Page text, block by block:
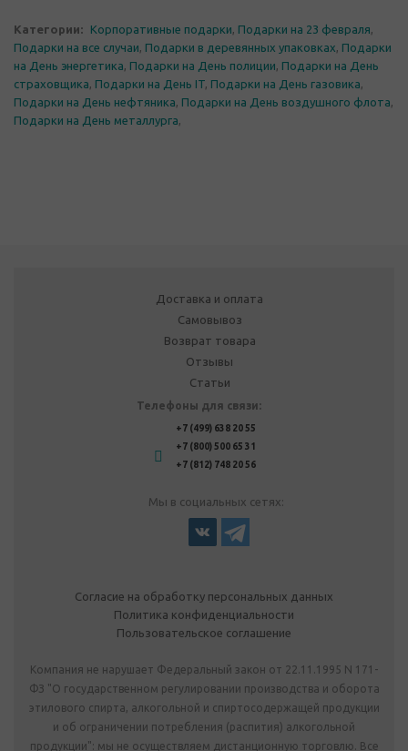
Категории: Корпоративные подарки, Подарки на 23 февраля,
Подарки на все случаи, Подарки в деревянных упаковках, Подарки
на День энергетика, Подарки на День полиции, Подарки на День
страховщика, Подарки на День IT, Подарки на День газовика,
Подарки на День нефтяника, Подарки на День воздушного флота,
Подарки на День металлурга,
Доставка и оплата
Самовывоз
Возврат товара
Отзывы
Статьи
Телефоны для связи:
+7 (499) 638 20 55
+7 (800) 500 65 31
+7 (812) 748 20 56
Мы в социальных сетях:
Согласие на обработку персональных данных
Политика конфиденциальности
Пользовательское соглашение
Компания не нарушает Федеральный закон от 22.11.1995 N 171-
ФЗ "О государственном регулировании производства и оборота
этилового спирта, алкогольной и спиртосодержащей продукции
и об ограничении потребления (распития) алкогольной
продукции": мы не осуществляем дистанционную торговлю. Все